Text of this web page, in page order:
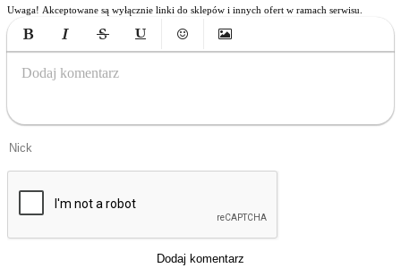
Uwaga! Akceptowane są wyłącznie linki do sklepów i innych ofert w ramach serwisu.
Bold Italic Strikethrough
UnderlineEmoticonsInsert Image
Dodaj komentarz
Dodaj komentarz